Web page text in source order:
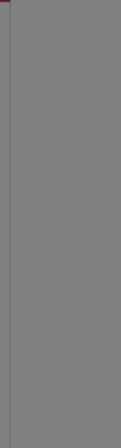
内容和互动体验设计
厅布局策展技巧和创新元
如何设计促进公众的兴趣
包含哪些几个方面？
其境的奇妙世界